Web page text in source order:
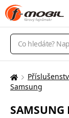
Vyhledávání
Zde
nacházíte:
Samsung
SAMSUNG